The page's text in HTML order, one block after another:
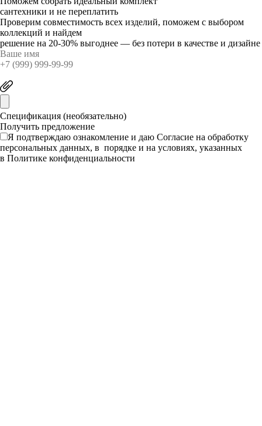
сантехники и не переплатить
Проверим совместимость всех изделий, поможем с выбором
коллекций и найдем
решение на 20-30% выгоднее — без потери в качестве и дизайне
Спецификация (необязательно)
Я подтверждаю ознакомление и даю Согласие на обработку
персональных данных, в порядке и на условиях, указанных
в Политике конфиденциальности